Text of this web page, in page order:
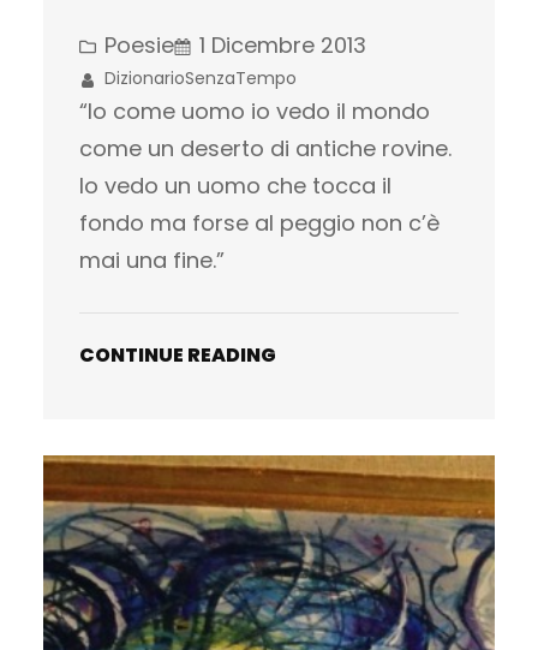
Poesie 1 Dicembre 2013
DizionarioSenzaTempo
“Io come uomo io vedo il mondo
come un deserto di antiche rovine.
Io vedo un uomo che tocca il
fondo ma forse al peggio non c’è
mai una fine.”
CONTINUE READING